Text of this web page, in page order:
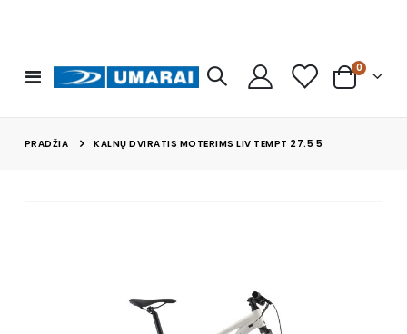
Toggle
Nav
Cart
0prekės
PRADŽIA KALNŲ DVIRATIS MOTERIMS LIV TEMPT 27.5 5